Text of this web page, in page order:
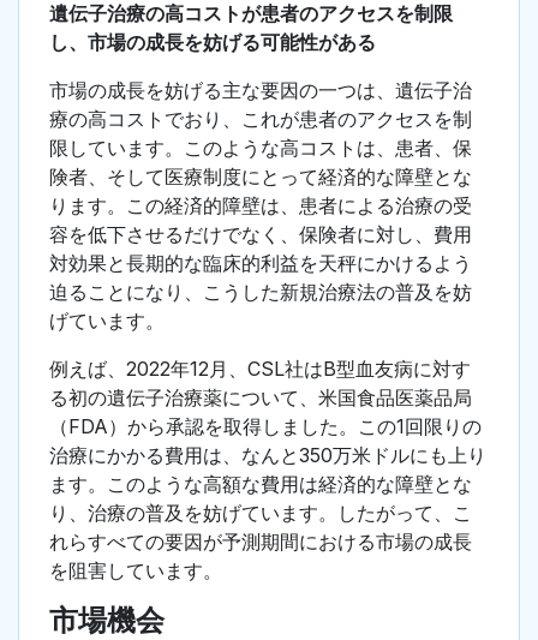
遺伝子治療の高コストが患者のアクセスを制限
し、市場の成長を妨げる可能性がある
市場の成長を妨げる主な要因の一つは、遺伝子治
療の高コストでおり、これが患者のアクセスを制
限しています。このような高コストは、患者、保
険者、そして医療制度にとって経済的な障壁とな
ります。この経済的障壁は、患者による治療の受
容を低下させるだけでなく、保険者に対し、費用
対効果と長期的な臨床的利益を天秤にかけるよう
迫ることになり、こうした新規治療法の普及を妨
げています。
例えば、2022年12月、CSL社はB型血友病に対す
る初の遺伝子治療薬について、米国食品医薬品局
（FDA）から承認を取得しました。この1回限りの
治療にかかる費用は、なんと350万米ドルにも上り
ます。このような高額な費用は経済的な障壁とな
り、治療の普及を妨げています。したがって、こ
れらすべての要因が予測期間における市場の成長
を阻害しています。
市場機会